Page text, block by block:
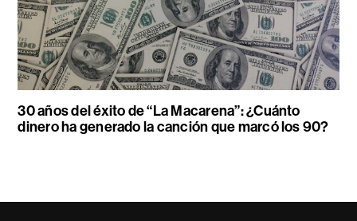
30 años del éxito de “La Macarena”: ¿Cuánto
dinero ha generado la canción que marcó los 90?